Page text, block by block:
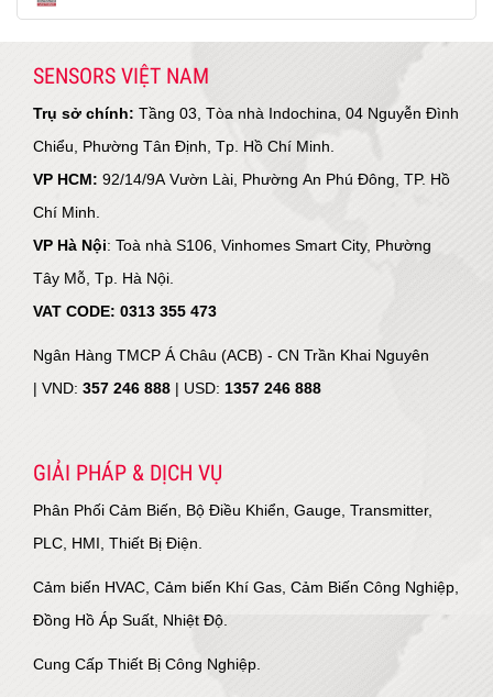
SENSORS VIỆT NAM
Trụ sở chính: Tầng 03, Tòa nhà Indochina, 04 Nguyễn Đình
Chiểu, Phường Tân Định, Tp. Hồ Chí Minh.
VP HCM: 92/14/9A Vườn Lài, Phường An Phú Đông, TP. Hồ
Chí Minh.
VP Hà Nội: Toà nhà S106, Vinhomes Smart City, Phường
Tây Mỗ, Tp. Hà Nội.
VAT CODE: 0313 355 473
Ngân Hàng TMCP Á Châu (ACB) - CN Trần Khai Nguyên
| VND: 357 246 888 | USD: 1357 246 888
GIẢI PHÁP & DỊCH VỤ
Phân Phối Cảm Biến, Bộ Điều Khiển, Gauge, Transmitter,
PLC, HMI, Thiết Bị Điện.
Cảm biến HVAC, Cảm biến Khí Gas, Cảm Biến Công Nghiệp,
Đồng Hồ Áp Suất, Nhiệt Độ.
Cung Cấp Thiết Bị Công Nghiệp.